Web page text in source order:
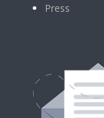
Press